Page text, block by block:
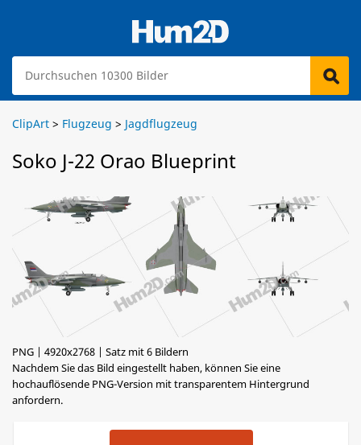
ClipArt > Flugzeug > Jagdflugzeug
Soko J-22 Orao Blueprint
PNG | 4920x2768 | Satz mit 6 Bildern
Nachdem Sie das Bild eingestellt haben, können Sie eine
hochauflösende PNG-Version mit transparentem Hintergrund
anfordern.